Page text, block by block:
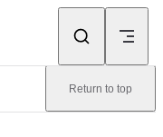
Return to top